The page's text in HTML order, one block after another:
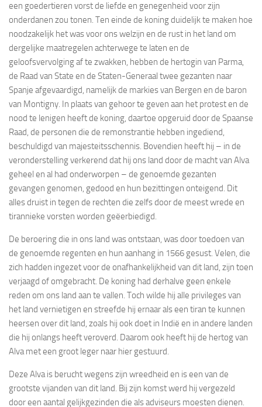
een goedertieren vorst de liefde en genegenheid voor zijn
onderdanen zou tonen. Ten einde de koning duidelijk te maken hoe
noodzakelijk het was voor ons welzijn en de rust in het land om
dergelijke maatregelen achterwege te laten en de
geloofsvervolging af te zwakken, hebben de hertogin van Parma,
de Raad van State en de Staten-Generaal twee gezanten naar
Spanje afgevaardigd, namelijk de markies van Bergen en de baron
van Montigny. In plaats van gehoor te geven aan het protest en de
nood te lenigen heeft de koning, daartoe opgeruid door de Spaanse
Raad, de personen die de remonstrantie hebben ingediend,
beschuldigd van majesteitsschennis. Bovendien heeft hij – in de
veronderstelling verkerend dat hij ons land door de macht van Alva
geheel en al had onderworpen – de genoemde gezanten
gevangen genomen, gedood en hun bezittingen onteigend. Dit
alles druist in tegen de rechten die zelfs door de meest wrede en
tirannieke vorsten worden geëerbiedigd.
De beroering die in ons land was ontstaan, was door toedoen van
de genoemde regenten en hun aanhang in 1566 gesust. Velen, die
zich hadden ingezet voor de onafhankelijkheid van dit land, zijn toen
verjaagd of omgebracht. De koning had derhalve geen enkele
reden om ons land aan te vallen. Toch wilde hij alle privileges van
het land vernietigen en streefde hij ernaar als een tiran te kunnen
heersen over dit land, zoals hij ook doet in Indië en in andere landen
die hij onlangs heeft veroverd. Daarom ook heeft hij de hertog van
Alva met een groot leger naar hier gestuurd.
Deze Alva is berucht wegens zijn wreedheid en is een van de
grootste vijanden van dit land. Bij zijn komst werd hij vergezeld
door een aantal gelijkgezinden die als adviseurs moesten dienen.